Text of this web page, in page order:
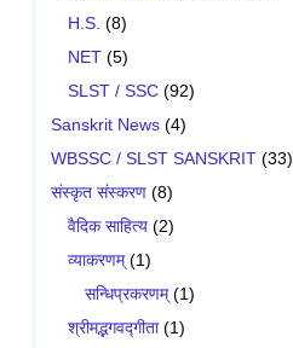
H.S. (8)
NET (5)
SLST / SSC (92)
Sanskrit News (4)
WBSSC / SLST SANSKRIT (33)
संस्कृत संस्करण (8)
वैदिक साहित्य (2)
व्याकरणम्(1)
सन्धिप्रकरणम्(1)
श्रीमद्भगवद्गीता(1)